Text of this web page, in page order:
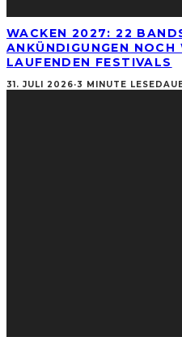
WACKEN 2027: 22
ANKÜNDIGUNGEN NOCH
LAUFENDEN FESTIVALS
31. JULI 2026·3 MINUTE